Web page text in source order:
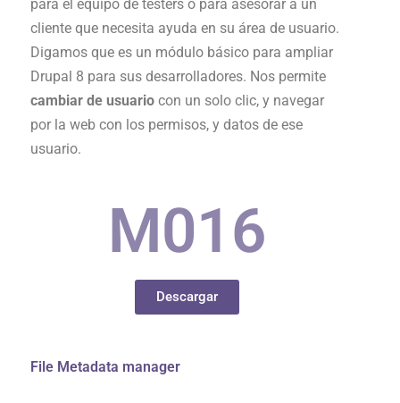
para el equipo de testers o para asesorar a un
cliente que necesita ayuda en su área de usuario.
Digamos que es un módulo básico para ampliar
Drupal 8 para sus desarrolladores. Nos permite
cambiar de usuario con un solo clic, y navegar
por la web con los permisos, y datos de ese
usuario.
M016
Descargar
File Metadata manager